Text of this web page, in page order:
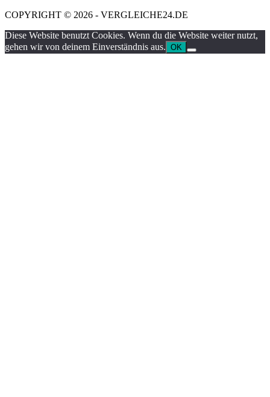
COPYRIGHT © 2026 - VERGLEICHE24.DE
Diese Website benutzt Cookies. Wenn du die Website weiter nutzt,
gehen wir von deinem Einverständnis aus. OK